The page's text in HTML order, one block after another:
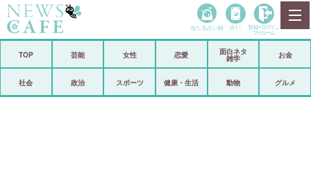
政治
当たる占い師 占い 登録• ログイン
マイルーム
TOP 芸能 女性 恋愛
面白ネタ
雑学
お金
社会 政治 スポーツ 健康・生活 動物 グルメ